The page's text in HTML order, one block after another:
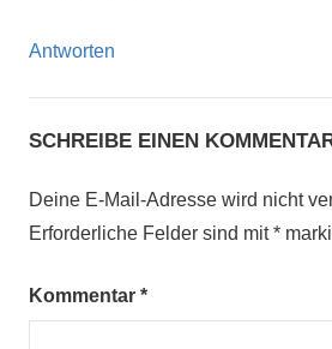
Antworten
SCHREIBE EINEN
Deine E-Mail-Adresse wird nicht
Erforderliche Felder sind mit*
Kommentar *